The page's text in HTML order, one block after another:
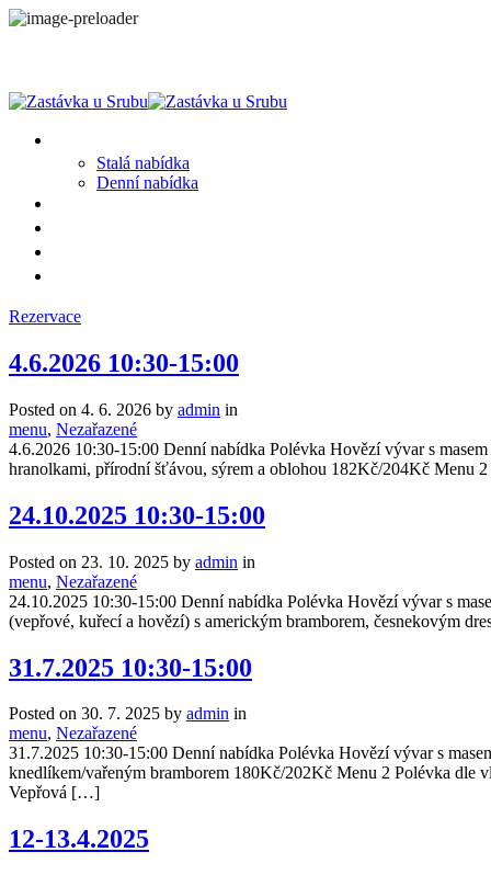
Stalá nabídka
Denní nabídka
Rezervace
4.6.2026 10:30-15:00
Posted on 4. 6. 2026 by admin in
menu, Nezařazené
4.6.2026 10:30-15:00 Denní nabídka Polévka Hovězí vývar s
hranolkami, přírodní šťávou, sýrem a oblohou 182Kč/204Kč Menu
24.10.2025 10:30-15:00
Posted on 23. 10. 2025 by admin in
menu, Nezařazené
24.10.2025 10:30-15:00 Denní nabídka Polévka Hovězí vývar s
(vepřové, kuřecí a hovězí) s americkým bramborem, česnekovým
31.7.2025 10:30-15:00
Posted on 30. 7. 2025 by admin in
menu, Nezařazené
31.7.2025 10:30-15:00 Denní nabídka Polévka Hovězí vývar s
knedlíkem/vařeným bramborem 180Kč/202Kč Menu 2 Polévka dle
Vepřová […]
12-13.4.2025